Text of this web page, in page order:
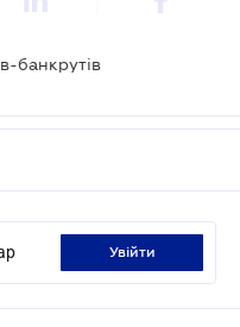
банкрутів
увійти